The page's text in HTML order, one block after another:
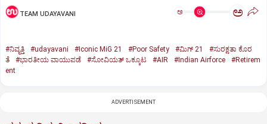
TEAM UDAYAVANI ಅ ಅ
#ನಿವೃತ್ತಿ #udayavani #Iconic MiG 21 #Poor Safety #ಮಿಗ್‌ 21
#ಸುರಕ್ಷತಾ ಕೊರ
ತೆ
#ಭಾರತೀಯ ವಾಯುಪಡೆ #ಸೋವಿಯತ್‌ ಒಕ್ಕೂಟ #AIR #Indian Airforce
#Retirem
ent
ADVERTISEMENT